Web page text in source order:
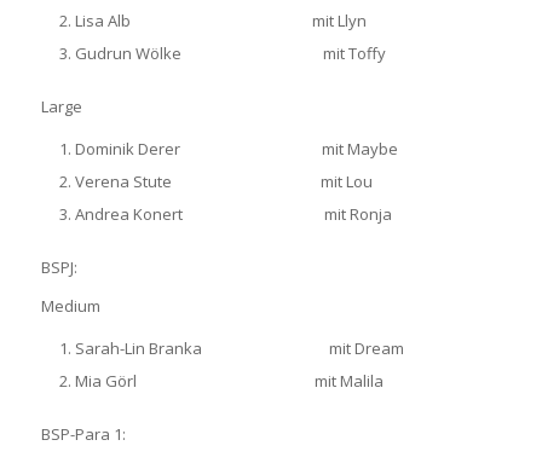
Lisa Alb mit Llyn
Gudrun Wölke mit Toffy
Large
Dominik Derer mit Maybe
Verena Stute mit Lou
Andrea Konert mit Ronja
BSPJ:
Medium
Sarah-Lin Branka mit Dream
Mia Görl mit Malila
BSP-Para 1: